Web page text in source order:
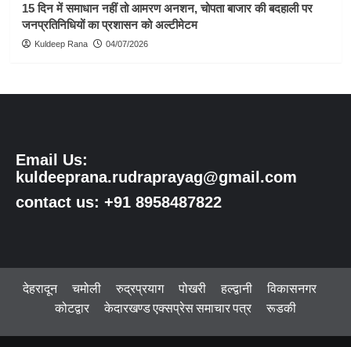
15 दिन में समाधान नहीं तो आमरण अनशन, चोपता बाजार की बदहाली पर
जनप्रतिनिधियों का प्रशासन को अल्टीमेटम
Kuldeep Rana 04/07/2026
Email Us:
kuldeeprana.rudraprayag@gmail.com
contact us: +91 8958487822
देहरादून चमोली रुद्रप्रयाग पोखरी हल्द्वानी
विकासनगर
कोटद्वार
केदारखण्ड एक्सप्रेस समाचार पत्र रूडकी